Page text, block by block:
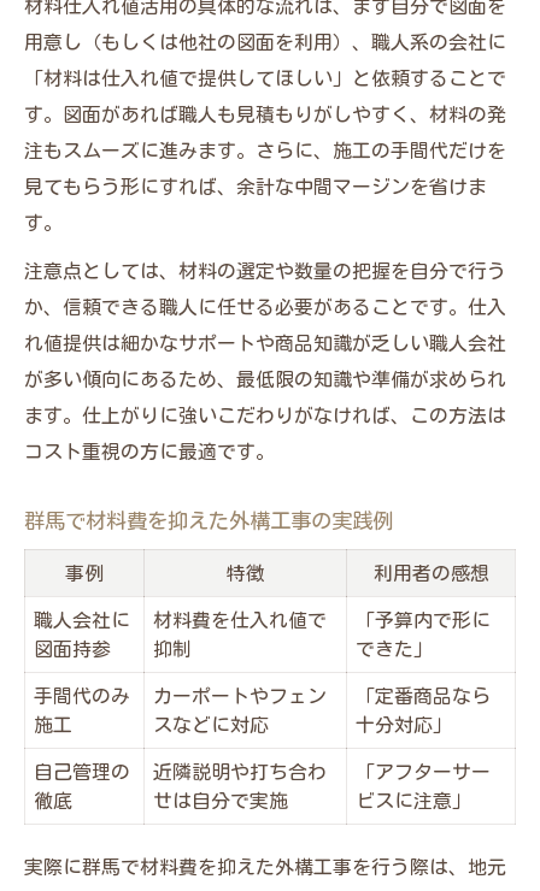
材料仕入れ値活用の具体的な流れは、まず自分で図面を
用意し（もしくは他社の図面を利用）、職人系の会社に
「材料は仕入れ値で提供してほしい」と依頼することで
す。図面があれば職人も見積もりがしやすく、材料の発
注もスムーズに進みます。さらに、施工の手間代だけを
見てもらう形にすれば、余計な中間マージンを省けま
す。
注意点としては、材料の選定や数量の把握を自分で行う
か、信頼できる職人に任せる必要があることです。仕入
れ値提供は細かなサポートや商品知識が乏しい職人会社
が多い傾向にあるため、最低限の知識や準備が求められ
ます。仕上がりに強いこだわりがなければ、この方法は
コスト重視の方に最適です。
群馬で材料費を抑えた外構工事の実践例
事例 特徴 利用者の感想
職人会社に
図面持参
材料費を仕入れ値で
抑制
「予算内で形に
できた」
手間代のみ
施工
カーポートやフェン
スなどに対応
「定番商品なら
十分対応」
自己管理の
徹底
近隣説明や打ち合わ
せは自分で実施
「アフターサー
ビスに注意」
実際に群馬で材料費を抑えた外構工事を行う際は、地元